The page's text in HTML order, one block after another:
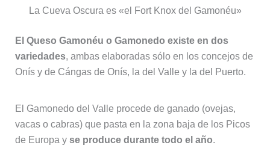
La Cueva Oscura es «el Fort Knox del Gamonéu»
El Queso Gamonéu o Gamonedo existe en dos
variedades, ambas elaboradas sólo en los concejos de
Onís y de Cángas de Onís, la del Valle y la del Puerto.
El Gamonedo del Valle procede de ganado (ovejas,
vacas o cabras) que pasta en la zona baja de los Picos
de Europa y se produce durante todo el año.